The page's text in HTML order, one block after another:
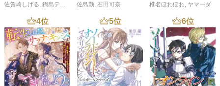
佐賀崎しげる 鍋島テツヒロ
佐島勤 石田可奈
椎名ほわほわ ヤマーダ
4位 5位 6位